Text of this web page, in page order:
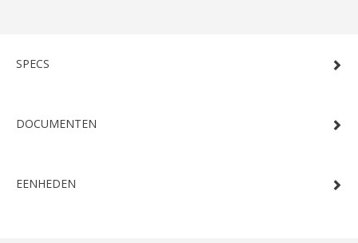
SPECS
DOCUMENTEN
EENHEDEN